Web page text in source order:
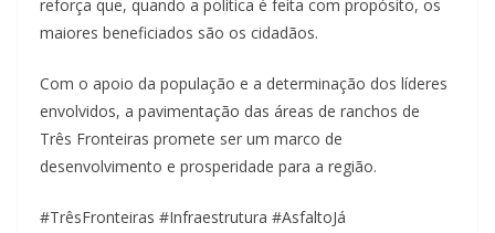
reforça que, quando a política é feita com propósito, os
maiores beneficiados são os cidadãos.
Com o apoio da população e a determinação dos líderes
envolvidos, a pavimentação das áreas de ranchos de
Três Fronteiras promete ser um marco de
desenvolvimento e prosperidade para a região.
#TrêsFronteiras #Infraestrutura #AsfaltoJá